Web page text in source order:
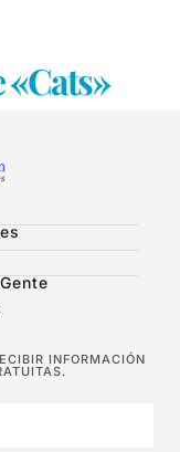
INFORMACIÓN